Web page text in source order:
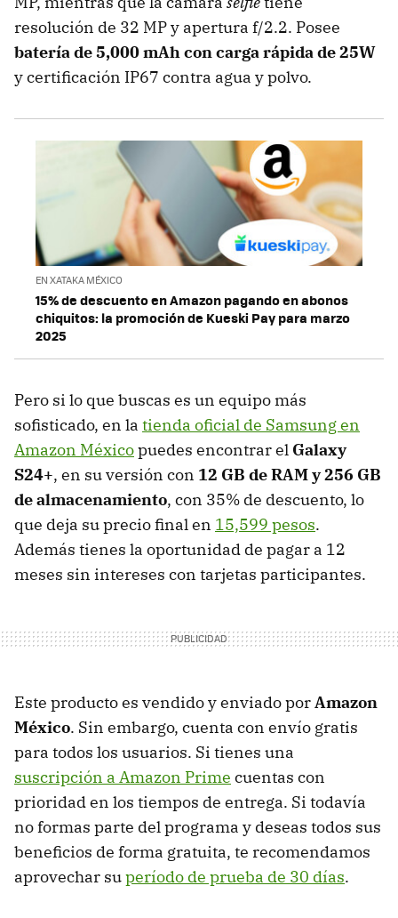
resolución de 32 MP y apertura f/2.2. Posee
batería de 5,000 mAh con carga rápida de 25W
y certificación IP67 contra agua y polvo.
EN XATAKA MÉXICO
15% de descuento en Amazon pagando en abonos
chiquitos: la promoción de Kueski Pay para marzo
2025
Pero si lo que buscas es un equipo más
sofisticado, en la tienda oficial de Samsung en
Amazon Méxicopuedes encontrar el Galaxy
S24+, en su versión con 12 GB de RAM y 256 GB
de almacenamiento, con 35% de descuento, lo
que deja su precio final en 15,599 pesos.
Además tienes la oportunidad de pagar a 12
meses sin intereses con tarjetas participantes.
Este producto es vendido y enviado porAmazon
México. Sin embargo, cuenta con envío gratis
para todos los usuarios. Si tienes una
suscripción a Amazon Prime cuentas con
prioridad en los tiempos de entrega. Si todavía
no formas parte del programa y deseas todos sus
beneficios de forma gratuita, te recomendamos
aprovechar superíodo de prueba de 30 días.